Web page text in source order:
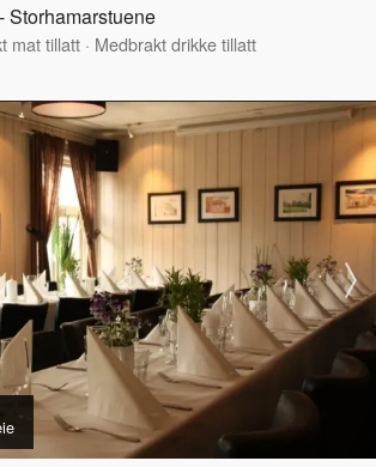
Storhamarstuene
mat tillatt · Medbrakt drikke tillatt